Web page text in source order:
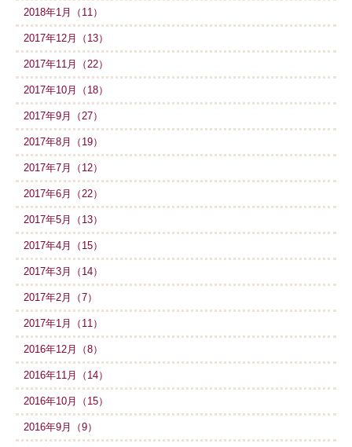
2018年1月（11）
2017年12月（13）
2017年11月（22）
2017年10月（18）
2017年9月（27）
2017年8月（19）
2017年7月（12）
2017年6月（22）
2017年5月（13）
2017年4月（15）
2017年3月（14）
2017年2月（7）
2017年1月（11）
2016年12月（8）
2016年11月（14）
2016年10月（15）
2016年9月（9）